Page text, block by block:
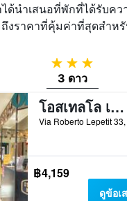
ได้นำเสนอที่พักที่ได้รับค
ถึงราคาที่คุ้มค่าที่สุดสำห
3 ดาว
3 ดาว
โอสเทลโล เบลโล มิลาโน เซ็นทราเล
฿4,159
ดูข้อเ